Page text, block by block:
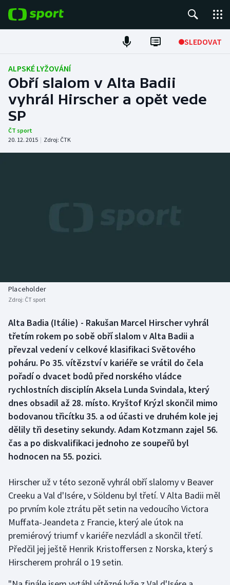
SLEDOVAT
Fotbal
Hokej
Tenis
Atletika
Biatlon
Box
Curling
Dostihy
Florbal
Futsal
Golf
Gymnastika
Házená
Jezdectví
Judo
Krasobruslení
Aplikace ČT sport
ALPSKÉ LYŽOVÁNÍ
Obří slalom v Alta Badii
vyhrál Hirscher a opět vede
SP
ČT sport
20. 12. 2015 | Zdroj: ČTK
Placeholder
Zdroj: ČT sport
Alta Badia (Itálie) - Rakušan Marcel Hirscher vyhrál
třetím rokem po sobě obří slalom v Alta Badii a
převzal vedení v celkové klasifikaci Světového
poháru. Po 35. vítězství v kariéře se vrátil do čela
pořadí o dvacet bodů před norského vládce
rychlostních disciplín Aksela Lunda Svindala, který
dnes obsadil až 28. místo. Kryštof Krýzl skončil mimo
bodovanou třicítku 35. a od účasti ve druhém kole jej
dělily tři desetiny sekundy. Adam Kotzmann zajel 56.
čas a po diskvalifikaci jednoho ze soupeřů byl
hodnocen na 55. pozici.
Hirscher už v této sezoně vyhrál obří slalomy v Beaver
Creeku a Val d'Isére, v Söldenu byl třetí. V Alta Badii měl
po prvním kole ztrátu pět setin na vedoucího Victora
Muffata-Jeandeta z Francie, který ale útok na
premiérový triumf v kariéře nezvládl a skončil třetí.
Předčil jej ještě Henrik Kristoffersen z Norska, který s
Hirscherem prohrál o 19 setin.